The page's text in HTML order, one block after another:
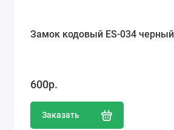
Замок кодовый ES-034 черный
600р.
Заказать